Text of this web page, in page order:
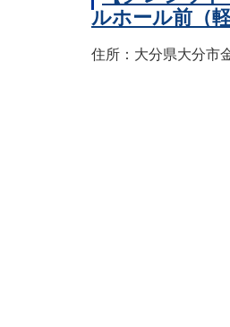
ルホール前（
住所：大分県大分市